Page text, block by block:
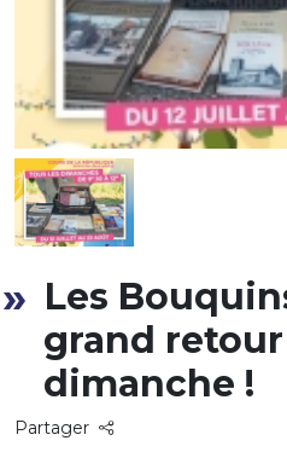
Les
grand
dimanche !
Partager